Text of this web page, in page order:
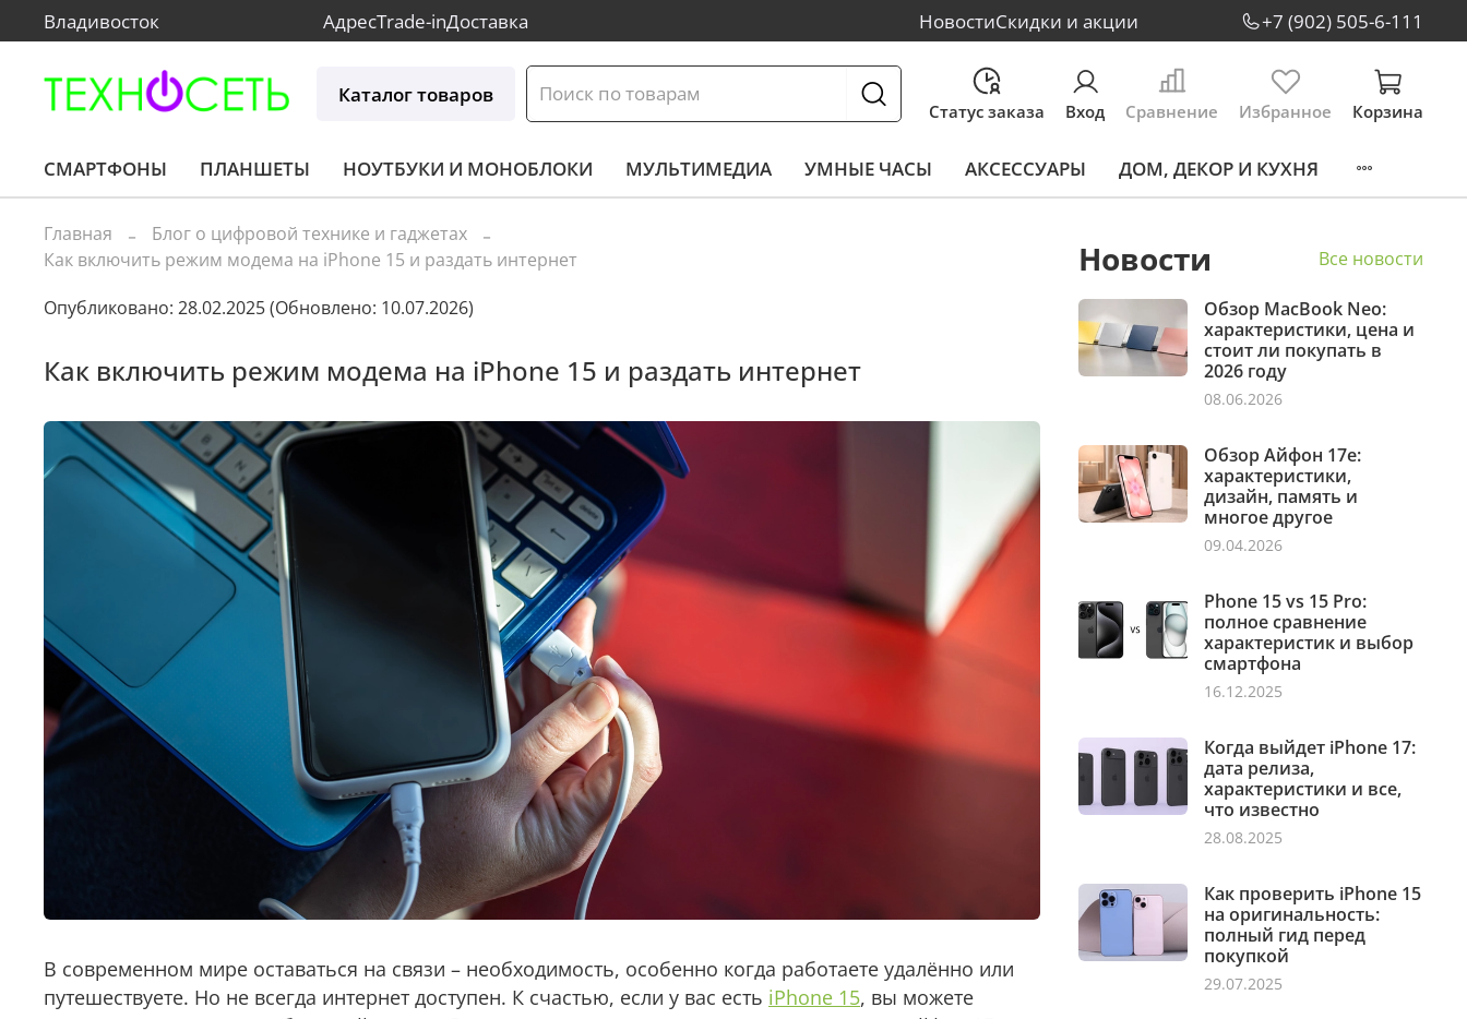
АдресTrade-inДоставка НовостиСкидки и акции
Владивосток +7 (902) 505-6-111
Каталог товаров
Статус заказа Вход Сравнение Избранное Корзина
СМАРТФОНЫ ПЛАНШЕТЫ НОУТБУКИ И МОНОБЛОКИ МУЛЬТИМЕДИА УМНЫЕ ЧАСЫ АКСЕССУАРЫ ДОМ, ДЕКОР И КУХНЯ
Главная
Блог о цифровой технике и гаджетах
Как включить режим модема на iPhone 15 и раздать интернет
Опубликовано: 28.02.2025(Обновлено: 10.07.2026)
Как включить режим модема на iPhone 15 и раздать интернет
В современном мире оставаться на связи – необходимость, особенно когда работаете удалённо или
путешествуете. Но не всегда интернет доступен. К счастью, если у вас есть iPhone 15, вы можете
Новости Все новости
Обзор MacBook Neo:
характеристики, цена и
стоит ли покупать в
2026 году
08.06.2026
Обзор Айфон 17е:
характеристики,
дизайн, память и
многое другое
09.04.2026
Phone 15 vs 15 Pro:
полное сравнение
характеристик и выбор
смартфона
16.12.2025
Когда выйдет iPhone 17:
дата релиза,
характеристики и все,
что известно
28.08.2025
Как проверить iPhone 15
на оригинальность:
полный гид перед
покупкой
29.07.2025